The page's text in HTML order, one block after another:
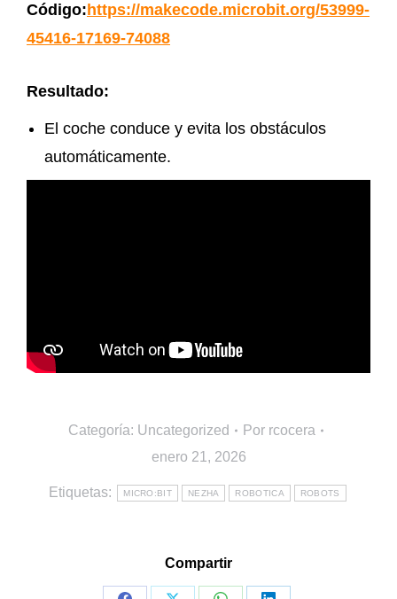
Código: https://makecode.microbit.org/53999-
45416-17169-74088
Resultado:
El coche conduce y evita los obstáculos
automáticamente.
Categoría: Uncategorized Por rcocera
enero 21, 2026
Etiquetas: MICRO:BIT NEZHA ROBOTICA ROBOTS
Compartir